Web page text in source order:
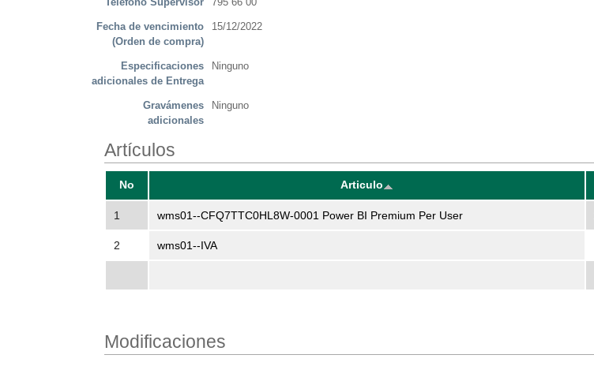
Fecha de vencimiento
(Orden de compra)
15/12/2022
Especificaciones
adicionales de Entrega
Ninguno
Gravámenes
adicionales
Ninguno
Artículos
No Articulo
1 wms01--CFQ7TTC0HL8W-0001 Power BI Premium Per User
2 wms01--IVA
Modificaciones